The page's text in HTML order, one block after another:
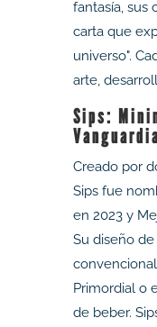
fantasía, sus
carta que
universo".
arte,
Sips:
Creado por
Sips fue
en 2023 y
Su diseño
Primordial o
de beber.